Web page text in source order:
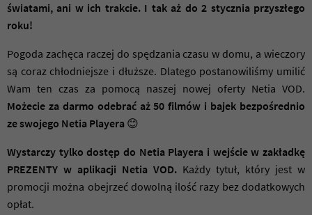
światami, ani w ich trakcie. I tak aż do 2 stycznia przyszłego
roku!
Pogoda zachęca raczej do spędzania czasu w domu, a wieczory
są coraz chłodniejsze i dłuższe. Dlatego postanowiliśmy umilić
Wam ten czas za pomocą naszej nowej oferty Netia VOD.
Możecie za darmo odebrać aż 50 filmów i bajek bezpośrednio
ze swojego Netia Playera 😊
Wystarczy tylko dostęp do Netia Playera i wejście w zakładkę
PREZENTY w aplikacji Netia VOD. Każdy tytuł, który jest w
promocji można obejrzeć dowolną ilość razy bez dodatkowych
opłat.